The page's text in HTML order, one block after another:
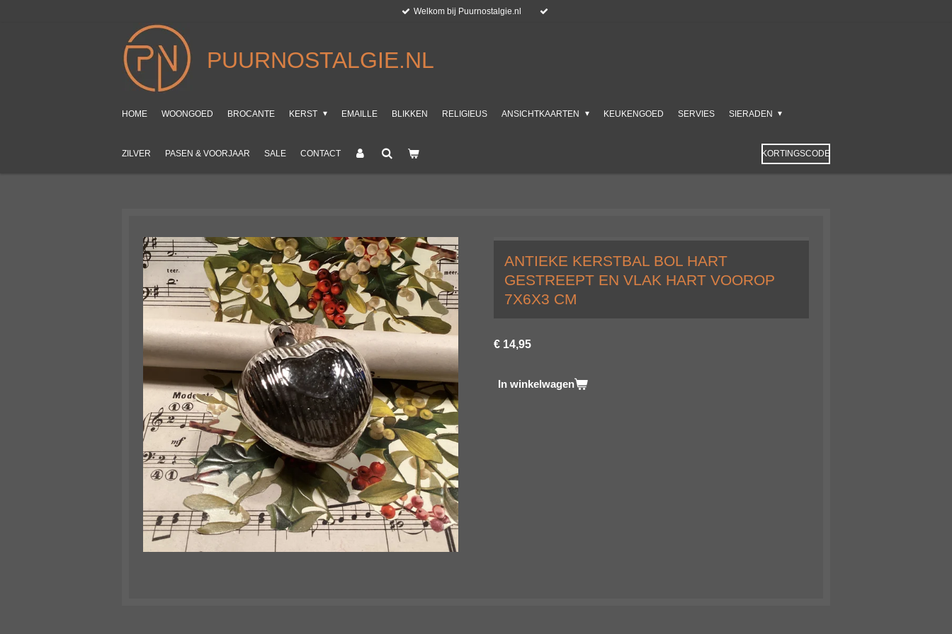
Welkom bij Puurnostalgie.nl
PUURNOSTALGIE.NL
HOME WOONGOED BROCANTE KERST EMAILLE BLIKKEN RELIGIEUS ANSICHTKAARTEN KEUKENGOED SERVIES SIERADEN
ZILVER PASEN & VOORJAAR SALE CONTACT KORTINGSCODE
ANTIEKE KERSTBAL BOL HART
GESTREEPT EN VLAK HART VOOROP
7X6X3 CM
€ 14,95
In winkelwagen